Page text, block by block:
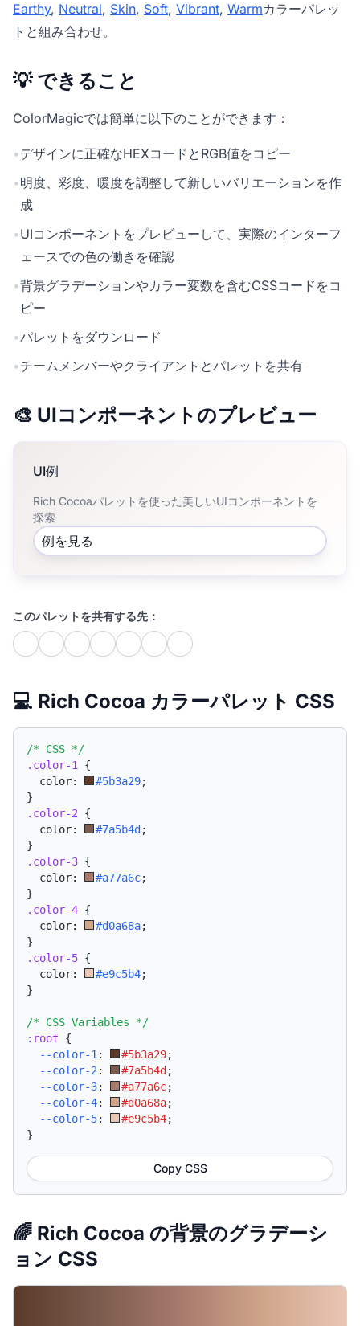
Earthy, Neutral, Skin, Soft, Vibrant, Warmカラーパレッ
トと組み合わせ。
💡 できること
ColorMagicでは簡単に以下のことができます：
•デザインに正確なHEXコードとRGB値をコピー
•明度、彩度、暖度を調整して新しいバリエーションを作
成
•UIコンポーネントをプレビューして、実際のインターフ
ェースでの色の働きを確認
•背景グラデーションやカラー変数を含むCSSコードをコ
ピー
•パレットをダウンロード
•チームメンバーやクライアントとパレットを共有
🎨 UIコンポーネントのプレビュー
UI例
Rich Cocoaパレットを使った美しいUIコンポーネントを
探索
例を見る
このパレットを共有する先：
💻 Rich Cocoa カラーパレット CSS
/* CSS */
.color-1
{
  color:
#5b3a29;
}
.color-2 {
  color:
#7a5b4d ;
}
.color-3 {
  color:
#a77a6c;
}
.color-4 {
  color:
#d0a68a;
}
.color-5 {
  color:
#e9c5b4;
}
/* CSS Variables */
:root {
--color-1 : #5b3a29;
--color-2 : #7a5b4d ;
--color-3: #a77a6c;
--color-4: #d0a68a;
--color-5: #e9c5b4;
}
Copy CSS
🌈 Rich Cocoa の背景のグラデーシ
ョン CSS